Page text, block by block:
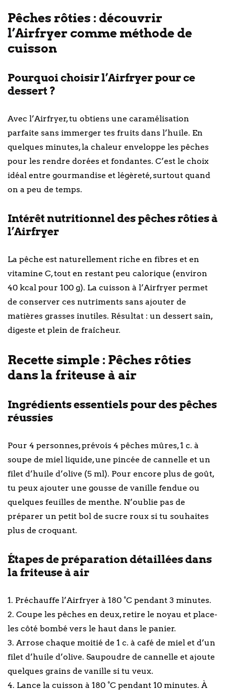
Pêches rôties : découvrir
l’Airfryer comme méthode de
cuisson
Pourquoi choisir l’Airfryer pour ce
dessert ?
Avec l’Airfryer, tu obtiens une caramélisation
parfaite sans immerger tes fruits dans l’huile. En
quelques minutes, la chaleur enveloppe les pêches
pour les rendre dorées et fondantes. C’est le choix
idéal entre gourmandise et légèreté, surtout quand
on a peu de temps.
Intérêt nutritionnel des pêches rôties à
l’Airfryer
La pêche est naturellement riche en fibres et en
vitamine C, tout en restant peu calorique (environ
40 kcal pour 100 g). La cuisson à l’Airfryer permet
de conserver ces nutriments sans ajouter de
matières grasses inutiles. Résultat : un dessert sain,
digeste et plein de fraîcheur.
Recette simple : Pêches rôties
dans la friteuse à air
Ingrédients essentiels pour des pêches
réussies
Pour 4 personnes, prévois 4 pêches mûres, 1 c. à
soupe de miel liquide, une pincée de cannelle et un
filet d’huile d’olive (5 ml). Pour encore plus de goût,
tu peux ajouter une gousse de vanille fendue ou
quelques feuilles de menthe. N’oublie pas de
préparer un petit bol de sucre roux si tu souhaites
plus de croquant.
Étapes de préparation détaillées dans
la friteuse à air
1. Préchauffe l’Airfryer à 180 °C pendant 3 minutes.
2. Coupe les pêches en deux, retire le noyau et place-
les côté bombé vers le haut dans le panier.
3. Arrose chaque moitié de 1 c. à café de miel et d’un
filet d’huile d’olive. Saupoudre de cannelle et ajoute
quelques grains de vanille si tu veux.
4. Lance la cuisson à 180 °C pendant 10 minutes. À